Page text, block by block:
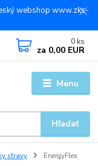
webshop www.zks-
Menu
Hľadať
0 ks
za 0,00 EUR
stravy
EnergyFlex